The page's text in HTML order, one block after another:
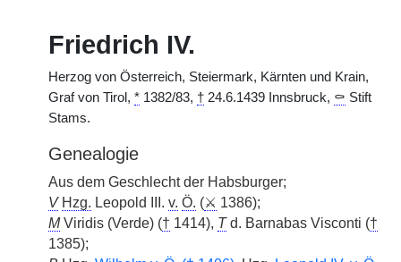
Friedrich IV.
Herzog von Österreich, Steiermark, Kärnten und Krain,
Graf von Tirol, * 1382/83, † 24.6.1439 Innsbruck, ⚰ Stift
Stams.
Genealogie
Aus dem Geschlecht der Habsburger;
V Hzg. Leopold III. v. Ö. (⚔ 1386);
MViridis (Verde) († 1414), Td. Barnabas Visconti (†
1385);